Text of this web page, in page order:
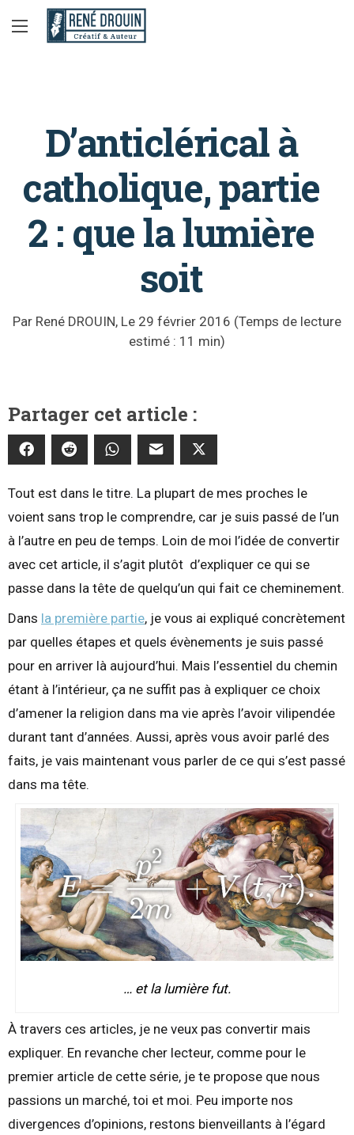
D’anticlérical à
catholique, partie
2 : que la lumière
soit
Par René DROUIN, Le 29 février 2016 (Temps de lecture
estimé : 11 min)
Partager cet article :
Tout est dans le titre. La plupart de mes proches le
voient sans trop le comprendre, car je suis passé de l’un
à l’autre en peu de temps. Loin de moi l’idée de convertir
avec cet article, il s’agit plutôt d’expliquer ce qui se
passe dans la tête de quelqu’un qui fait ce cheminement.
Dans la première partie, je vous ai expliqué concrètement
par quelles étapes et quels évènements je suis passé
pour en arriver là aujourd’hui. Mais l’essentiel du chemin
étant à l’intérieur, ça ne suffit pas à expliquer ce choix
d’amener la religion dans ma vie après l’avoir vilipendée
durant tant d’années. Aussi, après vous avoir parlé des
faits, je vais maintenant vous parler de ce qui s’est passé
dans ma tête.
… et la lumière fut.
À travers ces articles, je ne veux pas convertir mais
expliquer. En revanche cher lecteur, comme pour le
premier article de cette série, je te propose que nous
passions un marché, toi et moi. Peu importe nos
divergences d’opinions, restons bienveillants à l’égard